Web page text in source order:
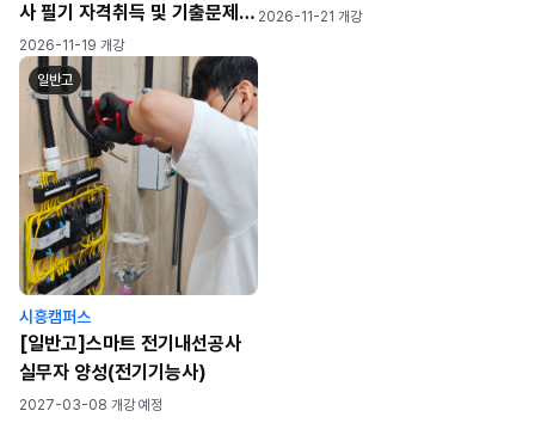
사 필기 자격취득 및 기출문제
풀이반(월~금) (82h)
2026-11-19 개강
2026-11-21 개강
일반고
시흥캠퍼스
[일반고]스마트 전기내선공사
실무자 양성(전기기능사)
2027-03-08 개강 예정